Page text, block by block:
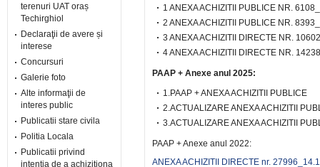
terenuri UAT oraș
Techirghiol
Declaraţii de avere și
interese
Concursuri
Galerie foto
Alte informaţii de
interes public
Publicatii stare civila
Politia Locala
Publicatii privind
intentia de a achizitiona
1 ANEXA ACHIZITII PUBLICE NR.
2 ANEXA ACHIZITII PUBLICE NR.
3 ANEXA ACHIZITII DIRECTE NR.
4 ANEXA ACHIZITII DIRECTE NR.
PAAP + Anexe anul 2025:
1.PAAP + ANEXA ACHIZITII PUBLICE
2.ACTUALIZARE ANEXA ACHIZITII
3.ACTUALIZARE ANEXA ACHIZITII
PAAP + Anexe anul 2022:
ANEXA ACHIZITII DIRECTE nr.